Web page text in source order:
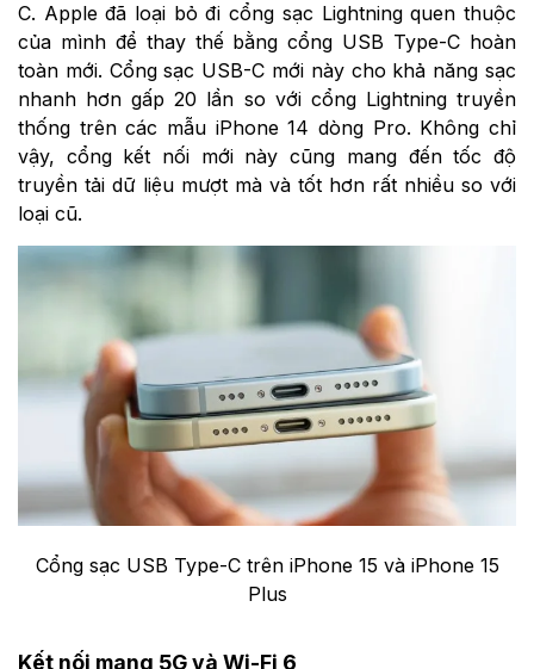
C. Apple đã loại bỏ đi cổng sạc Lightning quen thuộc
của mình để thay thế bằng cổng USB Type-C hoàn
toàn mới. Cổng sạc USB-C mới này cho khả năng sạc
nhanh hơn gấp 20 lần so với cổng Lightning truyền
thống trên các mẫu iPhone 14 dòng Pro. Không chỉ
vậy, cổng kết nối mới này cũng mang đến tốc độ
truyền tải dữ liệu mượt mà và tốt hơn rất nhiều so với
loại cũ.
Cổng sạc USB Type-C trên iPhone 15 và iPhone 15
Plus
Kết nối mạng 5G và Wi-Fi 6